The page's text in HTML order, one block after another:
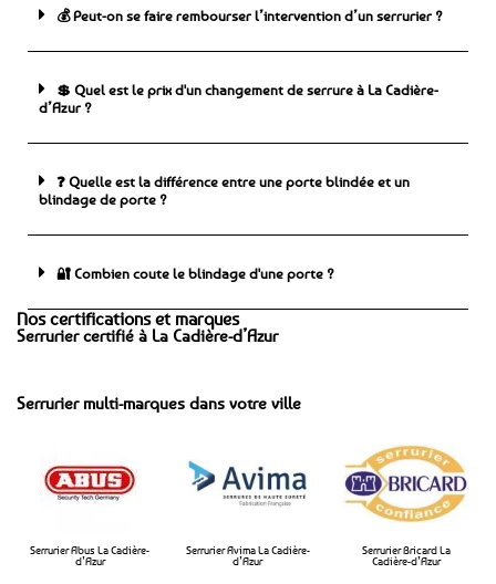
💰 Peut-on se faire rembourser l’intervention d’un serrurier ?
💲 Quel est le prix d'un changement de serrure à La Cadière-
d’Azur ?
❓ Quelle est la différence entre une porte blindée et un
blindage de porte ?
🔐 Combien coute le blindage d'une porte ?
Nos certifications et marques
Serrurier certifié à La Cadière-d’Azur
Serrurier multi-marques dans votre ville
Serrurier Abus La Cadière-
d’Azur
Serrurier Avima La Cadière-
d’Azur​
Serrurier Bricard La
Cadière-d’Azur​